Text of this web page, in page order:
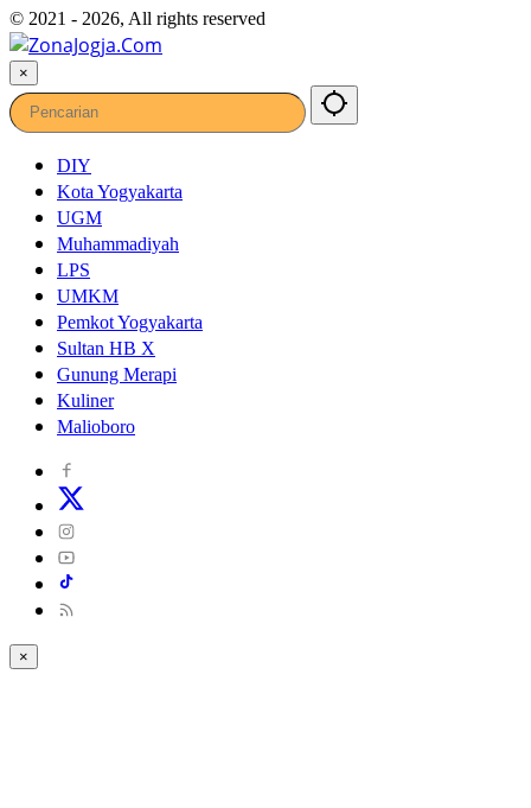
© 2021 - 2026, All rights reserved
×
DIY
Kota Yogyakarta
UGM
Muhammadiyah
LPS
UMKM
Pemkot Yogyakarta
Sultan HB X
Gunung Merapi
Kuliner
Malioboro
×